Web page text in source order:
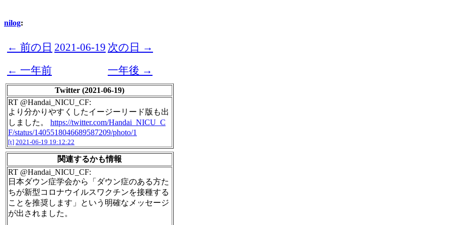
nilog:
← 前の日 2021-06-19 次の日 →
← 一年前
一年後 →
Twitter (2021-06-19)
RT @Handai_NICU_CF:
より分かりやすくしたイージーリード版も出
しました。 https://twitter.com/Handai_NICU_C
F/status/1405518046689587209/photo/1
[t] 2021-06-19 19:12:22
関連するかも情報
RT @Handai_NICU_CF:
日本ダウン症学会から「ダウン症のある方た
ちが新型コロナウイルスワクチンを接種する
ことを推奨します」という明確なメッセージ
が出されました。